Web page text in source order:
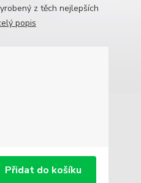
z těch nejlepších
popis
Přidat do košíku